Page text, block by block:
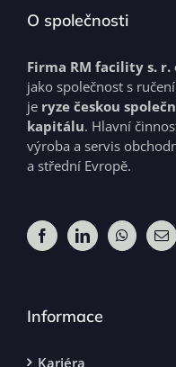
O společnosti
Firma RM facility s. r.
jako společnost s
je ryze českou
kapitálu. Hlavní
výroba a servis
a střední Evropě.
Informace
Kariéra